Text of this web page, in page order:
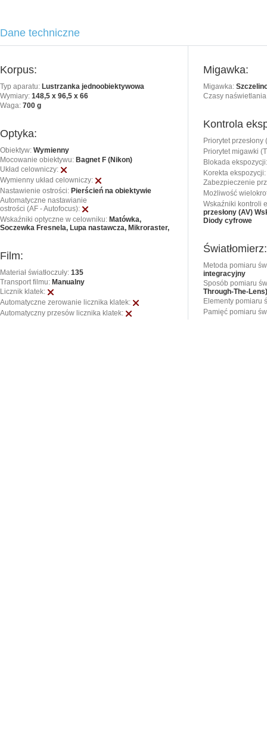
Dane techniczne
Korpus:
Typ aparatu: Lustrzanka jednoobiektywowa
Wymiary: 148,5 x 96,5 x 66
Waga: 700 g
Optyka:
Obiektyw: Wymienny
Mocowanie obiektywu: Bagnet F (Nikon)
Układ celowniczy:
Wymienny układ celowniczy:
Nastawienie ostrości: Pierścień na obiektywie
Automatyczne nastawianie
ostrości (AF - Autofocus):
Wskaźniki optyczne w celowniku: Matówka,
Soczewka Fresnela, Lupa nastawcza, Mikroraster,
Film:
Materiał światłoczuły: 135
Transport filmu: Manualny
Licznik klatek:
Automatyczne zerowanie licznika klatek:
Automatyczny przesów licznika klatek:
Migawka:
Migawka:
Czasy
Kontrola
Priorytet przesłony
Priorytet migawki
Blokada ekspozycji:
Korekta ekspozycji:
Zabezpieczenie
Możliwość
Wskaźniki kontroli
przesłony (AV)
Diody cyfrowe
Światłomierz:
Metoda pomiaru
integracyjny
Sposób pomiaru
Through-The-Lens)
Elementy pomiaru
Pamięć pomiaru